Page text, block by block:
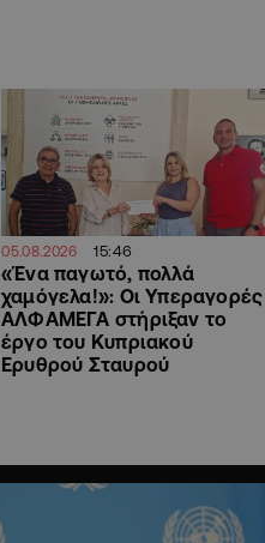
05.08.2026 15:46
«Ένα παγωτό, πολλά
χαμόγελα!»: Οι Υπεραγορές
ΑΛΦΑΜΕΓΑ στήριξαν το
έργο του Κυπριακού
Ερυθρού Σταυρού